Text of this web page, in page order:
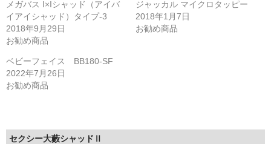
メガバス I×Iシャッド（アイバ
イアイシャッド）タイプ-3
2018年9月29日
お勧め商品
ジャッカル マイクロタッピー
2018年1月7日
お勧め商品
ベビーフェイス BB180-SF
2022年7月26日
お勧め商品
セクシー大藪シャッドⅡ